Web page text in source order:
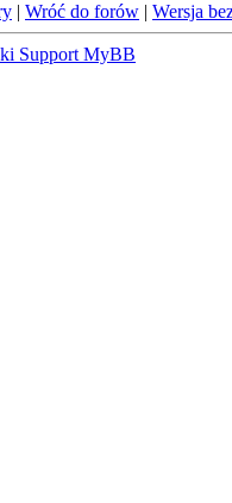
| Wróć do forów | Wersja
Support MyBB